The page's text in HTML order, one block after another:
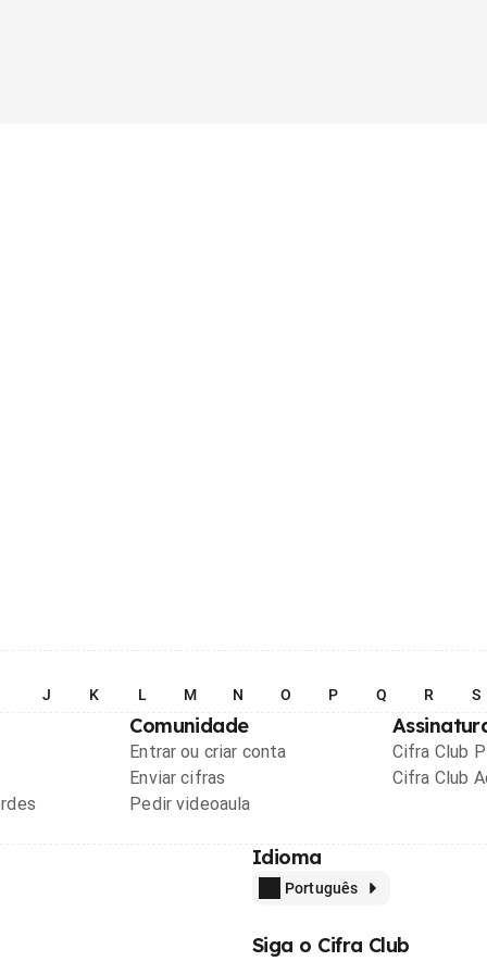
J K L M N O P Q R S
Comunidade
Entrar ou criar conta
Enviar cifras
Pedir videoaula
Cifra Club
Cifra Club
Idioma
Português
Siga o Cifra Club